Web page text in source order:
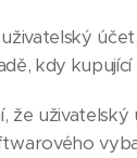
kdy
že